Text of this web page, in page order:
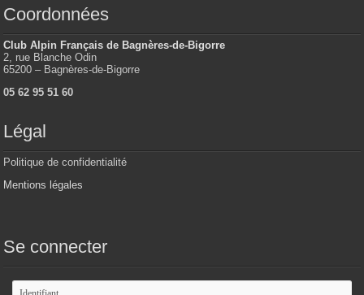
Coordonnées
Club Alpin Français de Bagnères-de-Bigorre
2, rue Blanche Odin
65200 – Bagnères-de-Bigorre
05 62 95 51 60
Légal
Politique de confidentialité
Mentions légales
Se connecter